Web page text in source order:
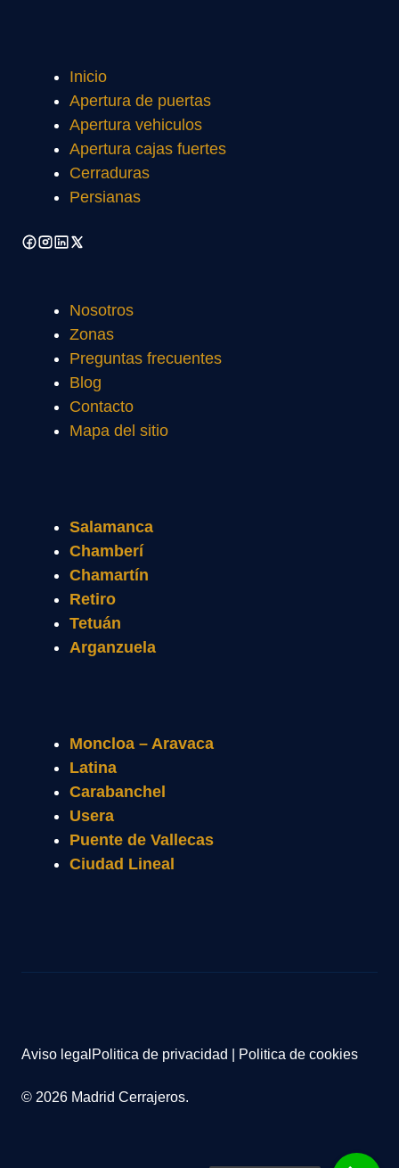
Inicio
Apertura de puertas
Apertura vehiculos
Apertura cajas fuertes
Cerraduras
Persianas
Nosotros
Zonas
Preguntas frecuentes
Blog
Contacto
Mapa del sitio
Salamanca
Chamberí
Chamartín
Retiro
Tetuán
Arganzuela
Moncloa – Aravaca
Latina
Carabanchel
Usera
Puente de Vallecas
Ciudad Lineal
© 2026 Madrid Cerrajeros.
Aviso legal Politica de privacidad Politica de cookies